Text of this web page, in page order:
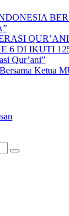
DI IKUTI
Qur’ani”
Ketua